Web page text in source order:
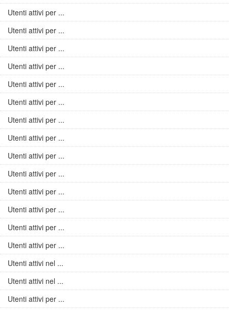
Utenti attivi per ...
Utenti attivi per ...
Utenti attivi per ...
Utenti attivi per ...
Utenti attivi per ...
Utenti attivi per ...
Utenti attivi per ...
Utenti attivi per ...
Utenti attivi per ...
Utenti attivi per ...
Utenti attivi per ...
Utenti attivi per ...
Utenti attivi per ...
Utenti attivi per ...
Utenti attivi nel ...
Utenti attivi nel ...
Utenti attivi per ...